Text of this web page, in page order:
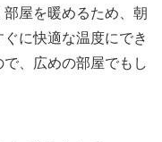
屋を暖めるため、朝
に快適な温度にでき
、広めの部屋でもし